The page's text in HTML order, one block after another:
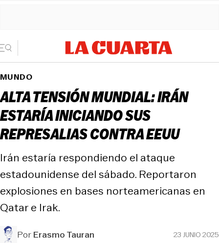
MUNDO
ALTA TENSIÓN MUNDIAL: IRÁN
ESTARÍA INICIANDO SUS
REPRESALIAS CONTRA EEUU
Irán estaría respondiendo el ataque
estadounidense del sábado. Reportaron
explosiones en bases norteamericanas en
Qatar e Irak.
PorErasmo Tauran 23 JUNIO 2025